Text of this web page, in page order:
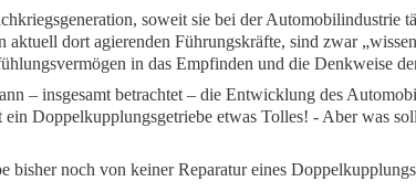
soweit sie bei der Automobilindustrie
aktuell dort agierenden Führungskräfte, sind zwar
in das Empfinden und die Denkweise
– insgesamt betrachtet – die Entwicklung des
Doppelkupplungsgetriebe etwas Tolles! - Aber was
bisher noch von keiner Reparatur eines